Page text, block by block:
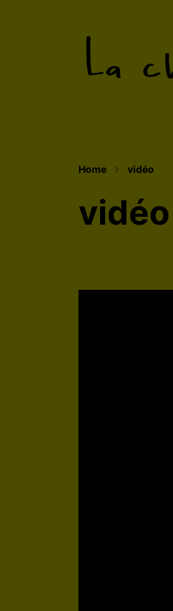
Un collectif
Home vidéo
vidéo